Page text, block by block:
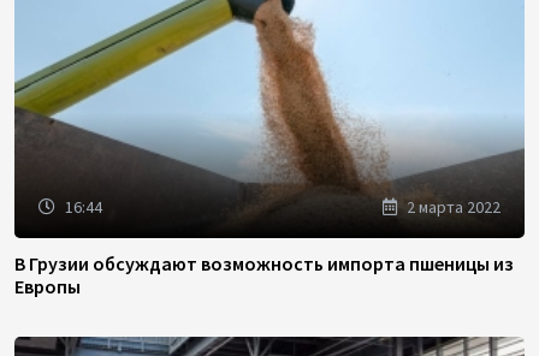
16:44 2 марта 2022
В Грузии обсуждают возможность импорта пшеницы из
Европы